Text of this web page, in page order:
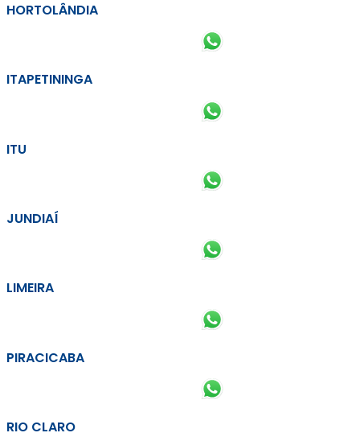
HORTOLÂNDIA
ITAPETININGA
ITU
JUNDIAÍ
LIMEIRA
PIRACICABA
RIO CLARO